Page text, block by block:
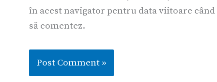
în acest navigator pentru data viitoare când
să comentez.